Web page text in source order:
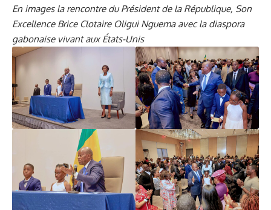
En images la rencontre du Président de la République, Son
Excellence Brice Clotaire Oligui Nguema avec la diaspora
gabonaise vivant aux États-Unis